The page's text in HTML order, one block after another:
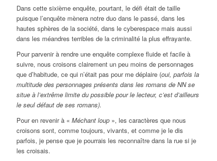
Dans cette sixième enquête, pourtant, le défi était de taille
puisque l’enquête mènera notre duo dans le passé, dans les
hautes sphères de la société, dans le cyberespace mais aussi
dans les méandres terribles de la criminalité la plus effrayante.
Pour parvenir à rendre une enquête complexe fluide et facile à
suivre, nous croisons clairement un peu moins de personnages
que d’habitude, ce qui n’était pas pour me déplaire (oui, parfois la
multitude des personnages présents dans les romans de NN se
situe à l’extrême limite du possible pour le lecteur, c’est d’ailleurs
le seul défaut de ses romans).
Pour en revenir à « Méchant loup », les caractères que nous
croisons sont, comme toujours, vivants, et comme je le dis
parfois, je pense que je pourrais les reconnaître dans la rue si je
les croisais.